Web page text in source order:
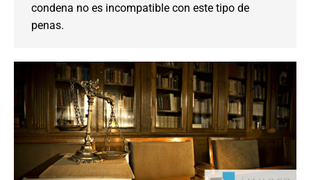
condena no es incompatible con este tipo de
penas.